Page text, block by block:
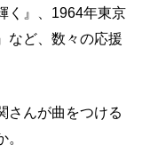
く』、1964年東京
など、数々の応援
さんが曲をつける